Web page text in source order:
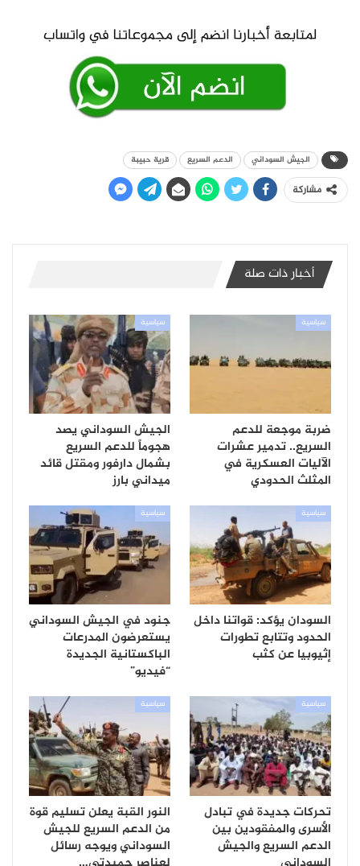
الجيش السوداني الدعم السريع قرية حبيبة
مشاركة
أخبار ذات صلة
سياسية
ضربة موجعة للدعم
السريع.. تدمير عشرات
الآليات العسكرية في
المثلث الحدودي
سياسية
الجيش السوداني يصد
هجوماً للدعم السريع
بشمال دارفور ومقتل قائد
ميداني بارز
سياسية
السودان يؤكد: قواتنا داخل
الحدود وتتابع تطورات
إثيوبيا عن كثب
سياسية
جنود في الجيش السوداني
يستعرضون المدرعات
الباكستانية الجديدة
“فيديو”
سياسية
تحركات جديدة في تبادل
الأسرى والمفقودين بين
الدعم السريع والجيش
سياسية
النور القبة يعلن تسليم قوة
من الدعم السريع للجيش
السوداني ويوجه رسائل